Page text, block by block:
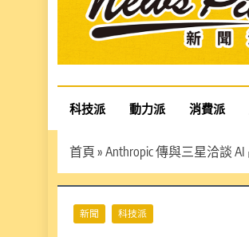
News
最有料的新聞
科技派 動力派 消費派
首頁 » Anthropic 傳與三星洽談
新聞 科技派